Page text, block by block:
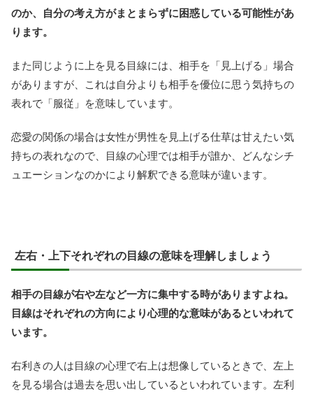
のか、自分の考え方がまとまらずに困惑している可能性があ
ります。
また同じように上を見る目線には、相手を「見上げる」場合
がありますが、これは自分よりも相手を優位に思う気持ちの
表れで「服従」を意味しています。
恋愛の関係の場合は女性が男性を見上げる仕草は甘えたい気
持ちの表れなので、目線の心理では相手が誰か、どんなシチ
ュエーションなのかにより解釈できる意味が違います。
左右・上下それぞれの目線の意味を理解しましょう
相手の目線が右や左など一方に集中する時がありますよね。
目線はそれぞれの方向により心理的な意味があるといわれて
います。
右利きの人は目線の心理で右上は想像しているときで、左上
を見る場合は過去を思い出しているといわれています。左利